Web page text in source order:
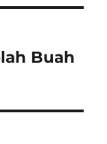
Buah